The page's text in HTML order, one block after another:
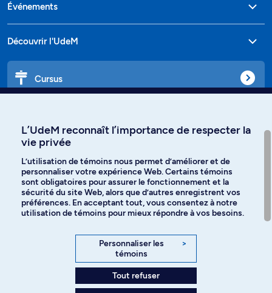
Événements
Découvrir l'UdeM
Cursus
Langues
Facebook Instagram
YouTube
L’UdeM reconnaît l’importance de respecter la
vie privée
L’utilisation de témoins nous permet d’améliorer et de
personnaliser votre expérience Web. Certains témoins
sont obligatoires pour assurer le fonctionnement et la
sécurité du site Web, alors que d’autres enregistrent vos
préférences. En acceptant tout, vous consentez à notre
utilisation de témoins pour mieux répondre à vos besoins.
Personnaliser les
témoins
>
Tout refuser